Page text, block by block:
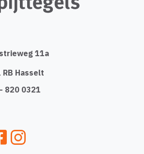
11a
RB Hasselt
820 0321